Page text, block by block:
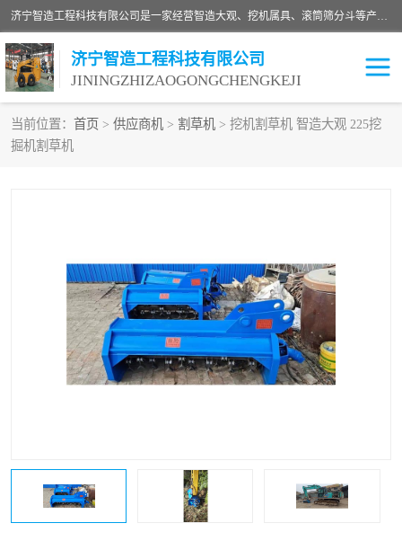
济宁智造工程科技有限公司是一家经营智造大观、挖机属具、滚筒筛分斗等产品的滑移装载机厂家。济宁智造工程科技有限公司奉行以质量赢得用户，诚信为本，互利共赢的宗旨，依靠雄厚的技术力量，科学的管理制度，先进的加工检测设备，始终坚持以客户为中心，免费咨询！
济宁智造工程科技有限公司
JININGZHIZAOGONGCHENGKEJI
当前位置： 首页 > 供应商机 > 割草机 > 挖机割草机 智造大观 225挖
掘机割草机
振动夯
液压剪 土壤修复
开沟机
伐木机 破碎机
清扫器